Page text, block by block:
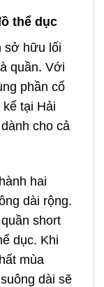
thể dục
sở hữu lối
quần. Với
phần cổ
tại Hải
cho cả
hai
dài rộng.
short
dục. Khi
mùa
dài sẽ